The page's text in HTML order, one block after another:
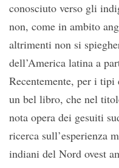
conosciuto verso gli
non, come in ambito
altrimenti non si
dell’America latina a
Recentemente, per i
un bel libro, che nel
nota opera dei gesuiti
ricerca sull’esperienza
indiani del Nord ovest